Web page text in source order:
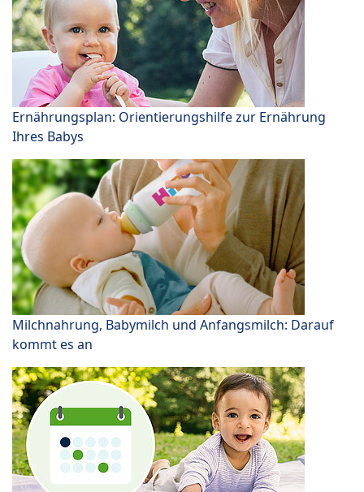
Ernährungsplan: Orientierungshilfe zur Ernährung
Ihres Babys
Milchnahrung, Babymilch und Anfangsmilch: Darauf
kommt es an